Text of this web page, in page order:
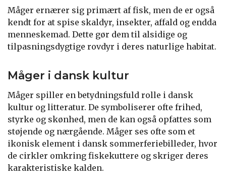
Måger ernærer sig primært af fisk, men de er også
kendt for at spise skaldyr, insekter, affald og endda
menneskemad. Dette gør dem til alsidige og
tilpasningsdygtige rovdyr i deres naturlige habitat.
Måger i dansk kultur
Måger spiller en betydningsfuld rolle i dansk
kultur og litteratur. De symboliserer ofte frihed,
styrke og skønhed, men de kan også opfattes som
støjende og nærgående. Måger ses ofte som et
ikonisk element i dansk sommerferiebilleder, hvor
de cirkler omkring fiskekuttere og skriger deres
karakteristiske kalden.